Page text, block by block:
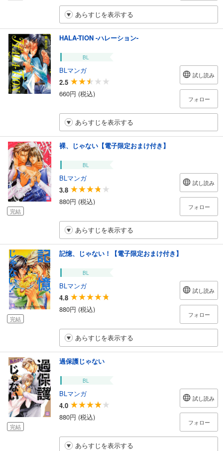
あらすじを表示する
HALA-TION -ハレーション-
BL
BLマンガ
2.5
660円 (税込)
試し読み
フォロー
あらすじを表示する
完結
裸、じゃない【電子限定おまけ付き】
BL
BLマンガ
3.8
880円 (税込)
試し読み
フォロー
あらすじを表示する
完結
記憶、じゃない！【電子限定おまけ付き】
BL
BLマンガ
4.8
880円 (税込)
試し読み
フォロー
あらすじを表示する
完結
過保護じゃない
BL
BLマンガ
4.0
880円 (税込)
試し読み
フォロー
あらすじを表示する